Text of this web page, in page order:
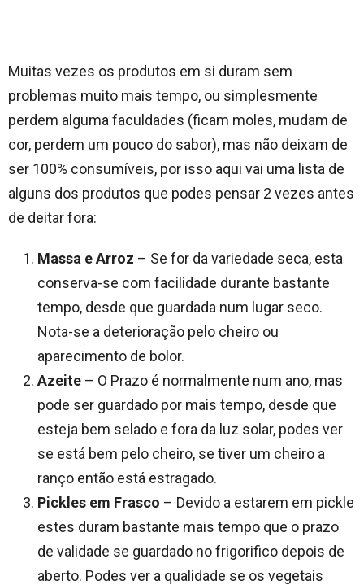
Muitas vezes os produtos em si duram sem
problemas muito mais tempo, ou simplesmente
perdem alguma faculdades (ficam moles, mudam de
cor, perdem um pouco do sabor), mas não deixam de
ser 100% consumíveis, por isso aqui vai uma lista de
alguns dos produtos que podes pensar 2 vezes antes
de deitar fora:
Massa e Arroz – Se for da variedade seca, esta
conserva-se com facilidade durante bastante
tempo, desde que guardada num lugar seco.
Nota-se a deterioração pelo cheiro ou
aparecimento de bolor.
Azeite – O Prazo é normalmente num ano, mas
pode ser guardado por mais tempo, desde que
esteja bem selado e fora da luz solar, podes ver
se está bem pelo cheiro, se tiver um cheiro a
ranço então está estragado.
Pickles em Frasco – Devido a estarem em pickle
estes duram bastante mais tempo que o prazo
de validade se guardado no frigorifico depois de
aberto. Podes ver a qualidade se os vegetais